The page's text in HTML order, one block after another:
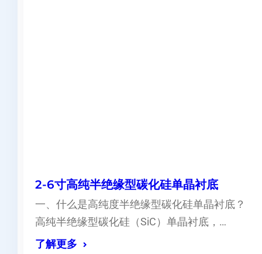
2-6寸高纯半绝缘型碳化硅单晶衬底
一、什么是高纯度半绝缘型碳化硅单晶衬底？
高纯半绝缘型碳化硅（SiC）单晶衬底，…
了解更多